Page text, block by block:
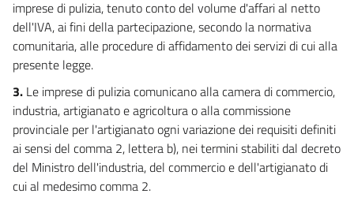
imprese di pulizia, tenuto conto del volume d'affari al netto
dell'IVA, ai fini della partecipazione, secondo la normativa
comunitaria, alle procedure di affidamento dei servizi di cui alla
presente legge.
3. Le imprese di pulizia comunicano alla camera di commercio,
industria, artigianato e agricoltura o alla commissione
provinciale per l'artigianato ogni variazione dei requisiti definiti
ai sensi del comma 2, lettera b), nei termini stabiliti dal decreto
del Ministro dell'industria, del commercio e dell'artigianato di
cui al medesimo comma 2.